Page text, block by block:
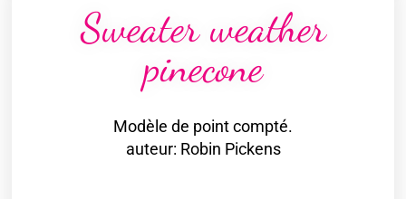
Sweater weather
pinecone
Modèle de point compté.
auteur: Robin Pickens